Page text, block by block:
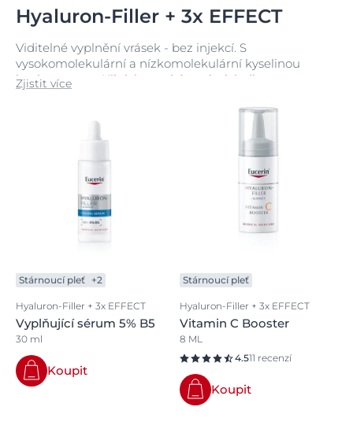
Hyaluron-Filler + 3x EFFECT
Viditelné vyplnění vrásek - bez injekcí. S
vysokomolekulární a nízkomolekulární kyselinou
hyaluronovou. Klinicky prokázané výsledky.
Zjistit více
Stárnoucí pleť +2
Hyaluron-Filler + 3x EFFECT
Vyplňující sérum 5% B5
30 ml
Koupit
Stárnoucí pleť
Hyaluron-Filler + 3x EFFECT
Vitamin C Booster
8 ML
4.511 recenzí
Koupit